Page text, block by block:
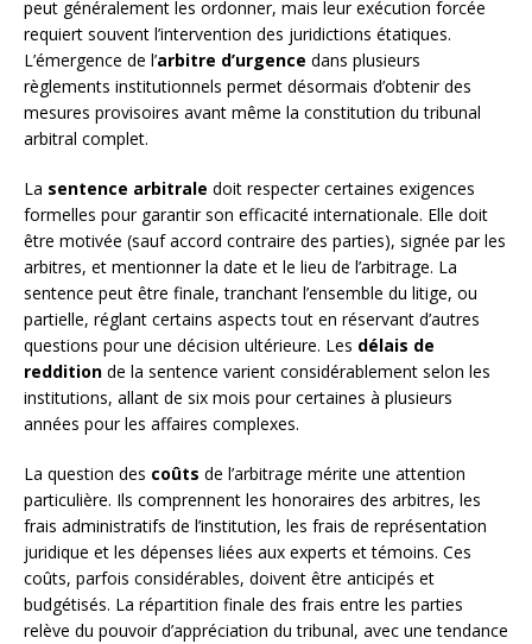
peut généralement les ordonner, mais leur exécution forcée
requiert souvent l’intervention des juridictions étatiques.
L’émergence de l’arbitre d’urgence dans plusieurs
règlements institutionnels permet désormais d’obtenir des
mesures provisoires avant même la constitution du tribunal
arbitral complet.
La sentence arbitrale doit respecter certaines exigences
formelles pour garantir son efficacité internationale. Elle doit
être motivée (sauf accord contraire des parties), signée par les
arbitres, et mentionner la date et le lieu de l’arbitrage. La
sentence peut être finale, tranchant l’ensemble du litige, ou
partielle, réglant certains aspects tout en réservant d’autres
questions pour une décision ultérieure. Les délais de
reddition de la sentence varient considérablement selon les
institutions, allant de six mois pour certaines à plusieurs
années pour les affaires complexes.
La question des coûts de l’arbitrage mérite une attention
particulière. Ils comprennent les honoraires des arbitres, les
frais administratifs de l’institution, les frais de représentation
juridique et les dépenses liées aux experts et témoins. Ces
coûts, parfois considérables, doivent être anticipés et
budgétisés. La répartition finale des frais entre les parties
relève du pouvoir d’appréciation du tribunal, avec une tendance